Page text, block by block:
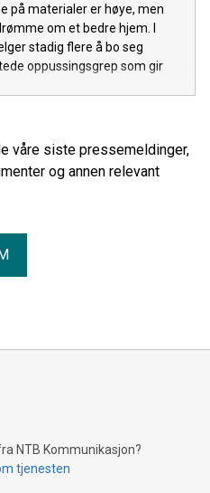
på materialer er høye, men
om et bedre hjem. I
stadig flere å bo seg
oppussingsgrep som gir
våre siste pressemeldinger,
og annen relevant
NTB Kommunikasjon?
tjenesten